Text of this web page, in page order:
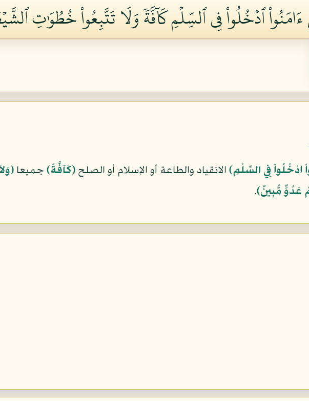
ٱدۡخُلُواْ فِي ٱلسِّلۡمِ كَآفَّةٗ وَلَا تَتَّبِعُواْ خُطُوَٰتِ
ادْخُلُواْ فِي السِّلْمِ﴾ الانقياد والطاعة أو الإسلام أو الصلح ﴿كَآفَّةً﴾ جميعا
عَدُوٌّ مُّبِينٌ﴾.